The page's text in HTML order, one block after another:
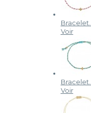
Bracelet...
Voir
Bracelet...
Voir